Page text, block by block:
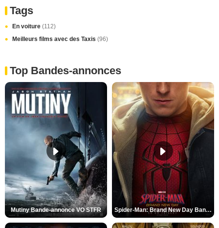
Tags
En voiture (112)
Meilleurs films avec des Taxis (96)
Top Bandes-annonces
Mutiny Bande-annonce VO STFR Spider-Man: Brand New Day Bande-annonce VO STFR